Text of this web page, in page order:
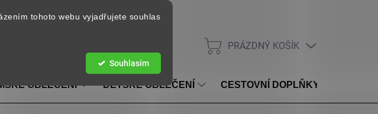
tohoto webu vyjadřujete souhlas
Souhlasím
NÁKUPNÍ KOŠÍK
PRÁZDNÝ KOŠÍK
OBLEČENÍ DĚTSKÉ OBLEČENÍ CESTOVNÍ DOPLŇKY